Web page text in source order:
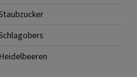
Heidelbeeren